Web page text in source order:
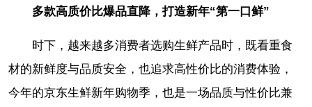
多款高质价比爆品直降，打造新年“第一口鲜”
时下，越来越多消费者选购生鲜产品时，既看重食
材的新鲜度与品质安全，也追求高性价比的消费体验，
今年的京东生鲜新年购物季，也是一场品质与性价比兼